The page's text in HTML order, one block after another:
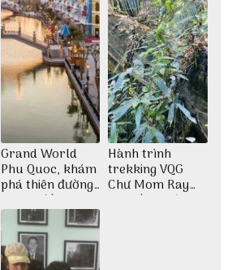
Grand World
Phu Quoc, khám
phá thiên đường
giải trí đầy sôi
động
Hành trình
trekking VQG
Chư Mom Ray
tìm về núi rừng